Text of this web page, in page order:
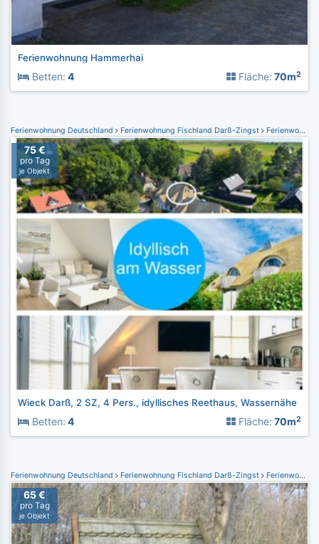
Ferienwohnung Hammerhai
Betten: 4 Fläche: 70m2
Ferienwohnung Deutschland Ferienwohnung Fischland Darß-Zingst Ferienwohnung Wieck
75 €
pro Tag
je Objekt
Wieck Darß, 2 SZ, 4 Pers., idyllisches Reethaus, Wassernähe
Betten: 4 Fläche: 70m2
Ferienwohnung Deutschland Ferienwohnung Fischland Darß-Zingst Ferienwohnung Prerow
65 €
pro Tag
je Objekt